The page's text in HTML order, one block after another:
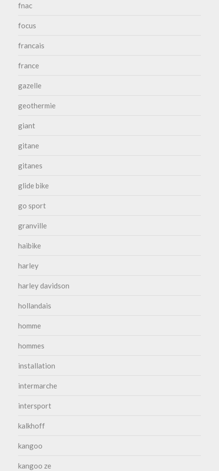
fnac
focus
francais
france
gazelle
geothermie
giant
gitane
gitanes
glide bike
go sport
granville
haibike
harley
harley davidson
hollandais
homme
hommes
installation
intermarche
intersport
kalkhoff
kangoo
kangoo ze